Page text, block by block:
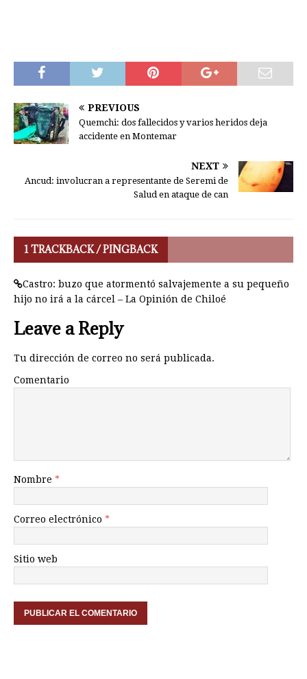
PREVIOUS
Quemchi: dos fallecidos y varios heridos deja
accidente en Montemar
NEXT
Ancud: involucran a representante de Seremi de
Salud en ataque de can
1 TRACKBACK / PINGBACK
Castro: buzo que atormentó salvajemente a su pequeño
hijo no irá a la cárcel – La Opinión de Chiloé
Leave a Reply
Tu dirección de correo no será publicada.
Comentario
Nombre *
Correo electrónico *
Sitio web